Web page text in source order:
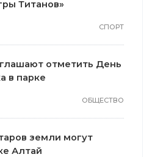
Титанов»
СПОРТ
отметить День
в парке
ОБЩЕСТВО
земли могут
Алтай